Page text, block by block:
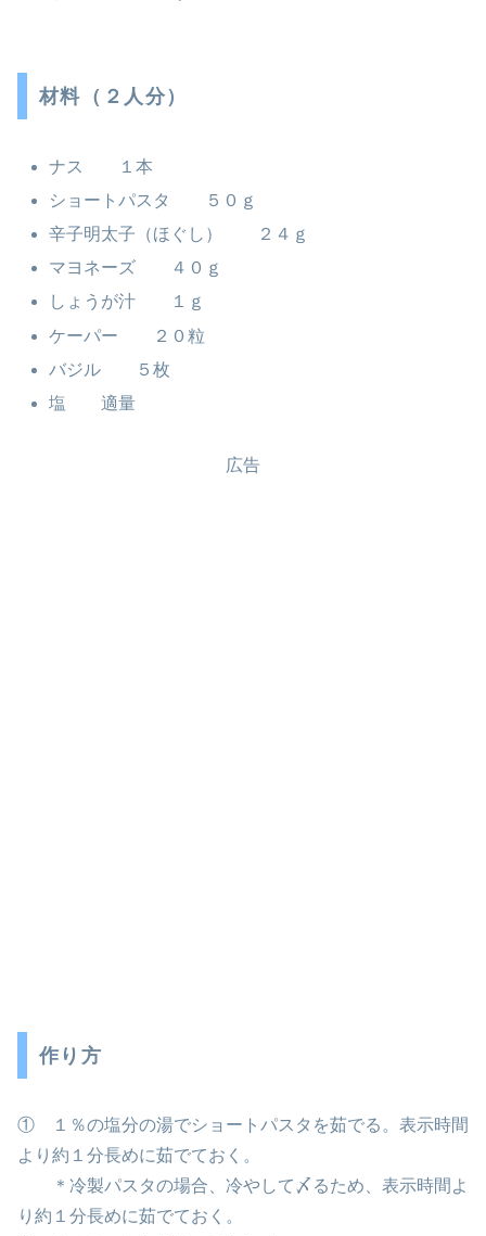
材料（２人分）
ナス １本
ショートパスタ ５０ｇ
辛子明太子（ほぐし） ２４ｇ
マヨネーズ ４０ｇ
しょうが汁 １ｇ
ケーパー ２０粒
バジル ５枚
塩 適量
広告
作り方
① １％の塩分の湯でショートパスタを茹でる。表示時間
より約１分長めに茹でておく。
＊冷製パスタの場合、冷やして〆るため、表示時間よ
り約１分長めに茹でておく。